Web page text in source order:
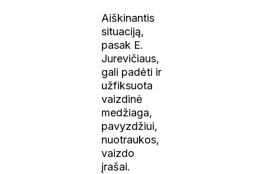
Aiškinantis
situaciją,
pasak E.
Jurevičiaus,
gali padėti ir
užfiksuota
vaizdinė
medžiaga,
pavyzdžiui,
nuotraukos,
vaizdo
įrašai.